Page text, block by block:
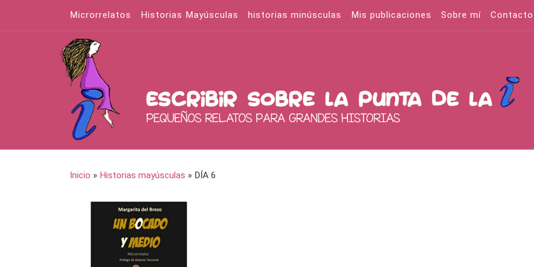
Saltar al contenido
Microrrelatos Historias Mayúsculas historias minúsculas Mis publicaciones Sobre mí Contacto
Inicio » Historias mayúsculas » DÍA 6